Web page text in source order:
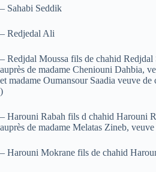
– Sahabi Seddik
– Redjedal Ali
– Redjdal Moussa fils de chahid
auprès de madame Cheniouni Dahbia,
et madame Oumansour Saadia veuve
)
– Harouni Rabah fils d chahid Harouni
auprès de madame Melatas Zineb,
– Harouni Mokrane fils de chahid